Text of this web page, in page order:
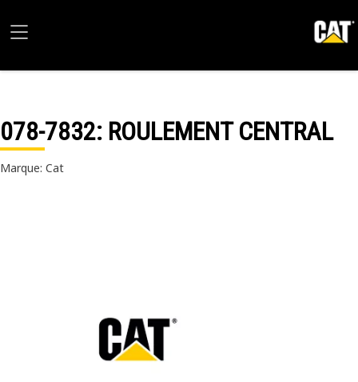
078-7832: ROULEMENT CENTRAL
Marque: Cat